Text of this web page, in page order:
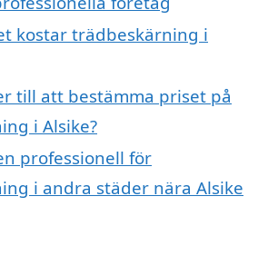
kostar trädbeskärning i
till att bestämma priset på
i Alsike?
professionell för
i andra städer nära Alsike